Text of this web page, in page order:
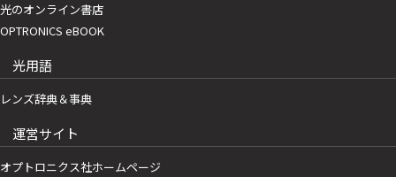
光のオンライン書店
OPTRONICS eBOOK
光用語
レンズ辞典＆事典
運営サイト
オプトロニクス社ホームページ